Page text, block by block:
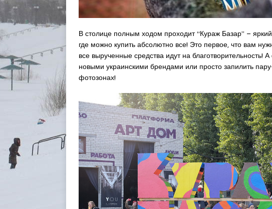
В столице полным ходом проходит “Кураж Базар” –
где можно купить абсолютно все! Это первое, что вам
все вырученные средства идут на
новыми украинскими брендами или просто запилить
фотозонах!